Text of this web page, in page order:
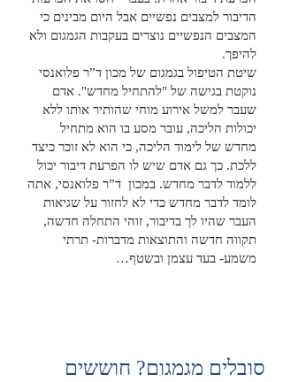
הדיבור למצבים נפשיים אבל היום מבינים כי
המצבים הנפשיים נוצרים בעקבות הגמגום ולא
להיפך.
שיטת הטיפול בגמגום של מכון ד”ר פלואנסי
נוקטת בגישה של "להתחיל מחדש". אדם
שעבר למשל אירוע מוחי שהותיר אותו ללא
יכולות הליכה, עובר מסע בו הוא מתחיל
מחדש של לימוד הליכה, כי הוא לא זוכר כיצד
ללכת. כך גם אדם שיש לו הפרעת דיבור יכול
ללמוד לדבר מחדש. במכון ד”ר פלואנסי, אתה
לומד לדבר מחדש כדי לא לחזור על שגיאות
העבר שהיו לך בדיבור, זוהי התחלה חדשה,
תקווה חדשה והתוצאות מדברות- תרתי
משמע- בעד עצמן ובשטף…
סובלים מגמגום? חוששים